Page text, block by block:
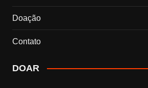
Doação
Contato
DOAR